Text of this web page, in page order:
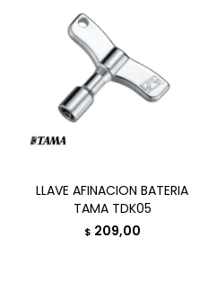
LLAVE AFINACION BATERIA
TAMA TDK05
$ 209,00